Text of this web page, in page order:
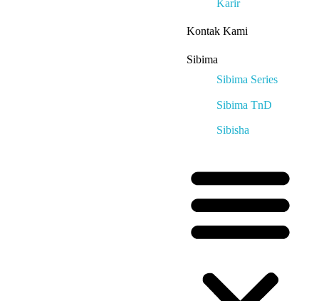
Karir
Kontak Kami
Sibima
Sibima Series
Sibima TnD
Sibisha